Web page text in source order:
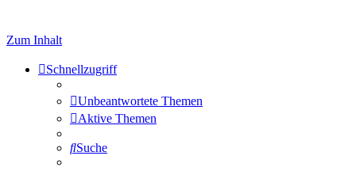
Zum Inhalt
Schnellzugriff
Unbeantwortete Themen
Aktive Themen
Suche